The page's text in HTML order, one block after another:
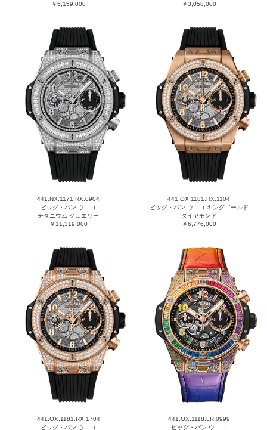
￥5,159,000
￥3,058,000
441.NX.1171.RX.0904
ビッグ・バン ウニコ
チタニウム ジュエリー
￥11,319,000
441.OX.1181.RX.1104
ビッグ・バン ウニコ キングゴールド
ダイヤモンド
￥6,776,000
441.OX.1181.RX.1704
ビッグ・バン ウニコ
441.OX.1118.LR.0999
ビッグ・バン ウニコ